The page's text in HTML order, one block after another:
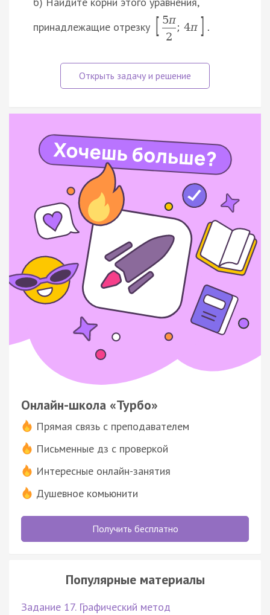
принадлежащие отрезку [ 5π
2
; 4π ] .
Онлайн-школа «Турбо»
Прямая связь с преподавателем
Письменные дз с проверкой
Интересные онлайн-занятия
Душевное комьюнити
Получить бесплатно
Популярные материалы
Задание 17. Графический метод